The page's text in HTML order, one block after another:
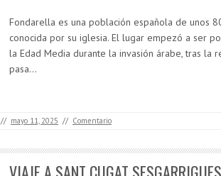
Fondarella es una población española de unos
conocida por su iglesia. El lugar empezó a ser
la Edad Media durante la invasión árabe, tras la
pasa…
// mayo 11, 2025 // Comentario